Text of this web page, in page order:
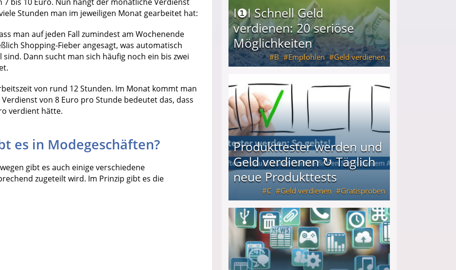
Stunden man im jeweiligen Monat gearbeitet hat:
man auf jeden Fall zumindest am Wochenende
Shopping-Fieber angesagt, was automatisch
Dann sucht man sich häufig noch ein bis zwei
von rund 12 Stunden. Im Monat kommt man
von 8 Euro pro Stunde bedeutet das, dass
verdient hätte.
es in Modegeschäften?
gibt es auch einige verschiedene
zugeteilt wird. Im Prinzip gibt es die
I❶I Schnell Geld
verdienen: 20 seriöse
Möglichkeiten
B Empfohlen Geld verdienen
Produkttester werden und
Geld verdienen ↻ Täglich
neue Produkttests
C Geld verdienen Gratisproben
Produkttester werden und Geld verdienen ↻ Täglich neue Produkttests